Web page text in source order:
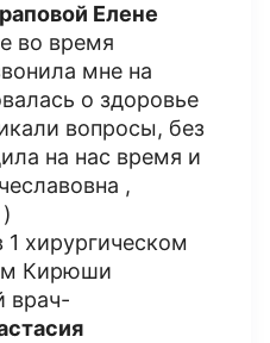
Елене
во время
мне на
о здоровье
вопросы, без
на нас время и
,
хирургическом
Кирюши
врач-